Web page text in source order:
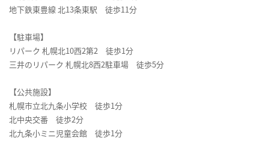
地下鉄東豊線 北13条東駅 徒歩11分
【駐車場】
リパーク 札幌北10西2第2 徒歩1分
三井のリパーク 札幌北8西2駐車場 徒歩5分
【公共施設】
札幌市立北九条小学校 徒歩1分
北中央交番 徒歩2分
北九条小ミニ児童会館 徒歩1分